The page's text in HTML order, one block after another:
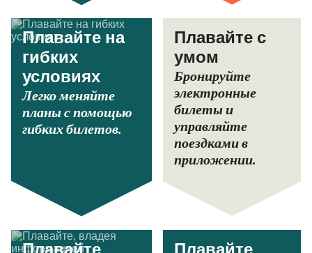
Плавайте на
гибких
условиях
Легко меняйте
планы с помощью
гибких билетов.
Плавайте с
умом
Бронируйте
электронные
билеты и
управляйте
поездками в
приложении.